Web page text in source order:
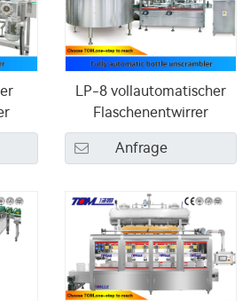
LP-8 vollautomatischer
Flaschenentwirrer
Anfrage